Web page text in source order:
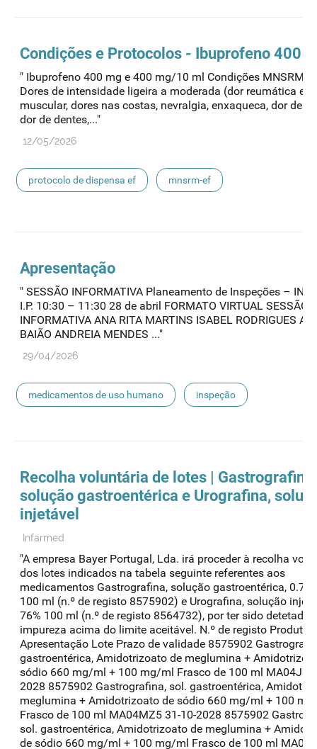
Condições e Protocolos - Ibuprofeno 400
" Ibuprofeno 400 mg e 400 mg/10 ml Condições MNSRM-
Dores de intensidade ligeira a moderada (dor reumática e
muscular, dores nas costas, nevralgia, enxaqueca, dor de
dor de dentes,..."
12/05/2026
protocolo de dispensa ef mnsrm-ef
Apresentação
" SESSÃO INFORMATIVA Planeamento de Inspeções –
I.P. 10:30 – 11:30 28 de abril FORMATO VIRTUAL SESSÃO
INFORMATIVA ANA RITA MARTINS ISABEL RODRIGUES
BAIÃO ANDREIA MENDES ..."
29/04/2026
medicamentos de uso humano inspeção
Recolha voluntária de lotes | Gastrografina,
solução gastroentérica e Urografina,
injetável
Infarmed
"A empresa Bayer Portugal, Lda. irá proceder à recolha
dos lotes indicados na tabela seguinte referentes aos
medicamentos Gastrografina, solução gastroentérica, 0.76
100 ml (n.º de registo 8575902) e Urografina, solução
76% 100 ml (n.º de registo 8564732), por ter sido detetada
impureza acima do limite aceitável. N.º de registo Produto
Apresentação Lote Prazo de validade 8575902
gastroentérica, Amidotrizoato de meglumina +
sódio 660 mg/ml + 100 mg/ml Frasco de 100 ml MA04JLF
2028 8575902 Gastrografina, sol. gastroentérica,
meglumina + Amidotrizoato de sódio 660 mg/ml + 100
Frasco de 100 ml MA04MZ5 31-10-2028 8575902
sol. gastroentérica, Amidotrizoato de meglumina +
de sódio 660 mg/ml + 100 mg/ml Frasco de 100 ml